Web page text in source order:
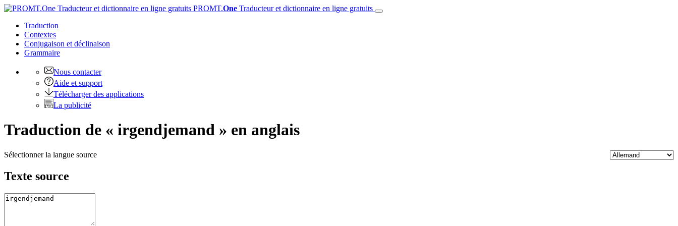
PROMT.One Traducteur et dictionnaire en ligne gratuits
Traduction
Contextes
Conjugaison et déclinaison
Grammaire
Nous contacter
Aide et support
Télécharger des applications
La publicité
Traduction de « irgendjemand » en anglais
Sélectionner la langue source
Texte source